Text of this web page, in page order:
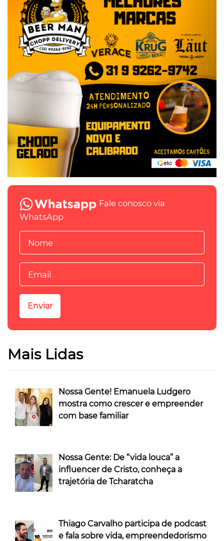
Fale conosco via
WhatsApp
Mais Lidas
Nossa Gente! Emanuela Ludgero
mostra como crescer e empreender
com base familiar
Nossa Gente: De “vida louca” a
influencer de Cristo, conheça a
trajetória de Tcharatcha
Thiago Carvalho participa de podcast
e fala sobre vida, empreendedorismo